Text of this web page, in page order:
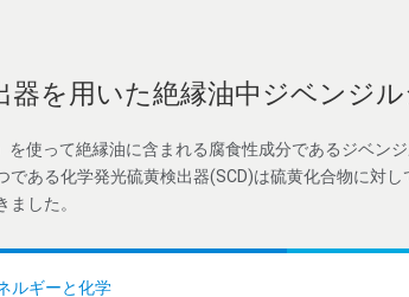
器を用いた絶縁油中ジベンジ
を使って絶縁油に含まれる腐食性成分であるジベン
である化学発光硫黄検出器(SCD)は硫黄化合物に対
した。
ルギーと化学